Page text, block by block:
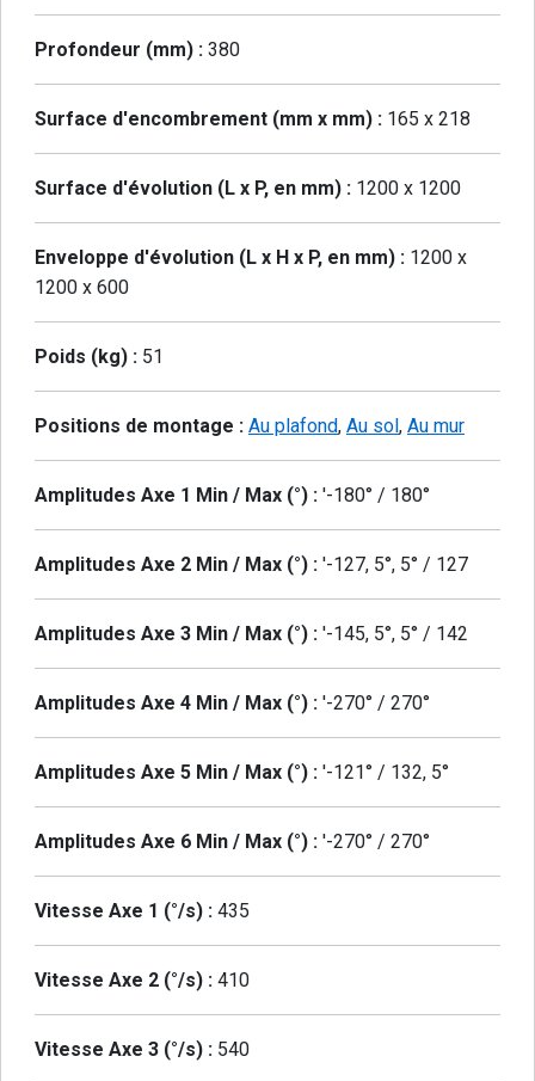
Profondeur (mm) : 380
Surface d'encombrement (mm x mm) : 165 x 218
Surface d'évolution (L x P, en mm) : 1200 x 1200
Enveloppe d'évolution (L x H x P, en mm) : 1200 x
1200 x 600
Poids (kg) : 51
Positions de montage : Au plafond, Au sol , Au mur
Amplitudes Axe 1 Min / Max (°) : '-180° / 180°
Amplitudes Axe 2 Min / Max (°) : '-127, 5°, 5° / 127
Amplitudes Axe 3 Min / Max (°) : '-145, 5°, 5° / 142
Amplitudes Axe 4 Min / Max (°) : '-270° / 270°
Amplitudes Axe 5 Min / Max (°) : '-121° / 132, 5°
Amplitudes Axe 6 Min / Max (°) : '-270° / 270°
Vitesse Axe 1 (°/s) : 435
Vitesse Axe 2 (°/s) : 410
Vitesse Axe 3 (°/s) : 540